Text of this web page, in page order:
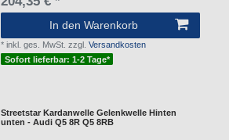
In den Warenkorb
*inkl. ges. MwSt. zzgl.Versandkosten
Sofort lieferbar: 1-2 Tage*
Streetstar Kardanwelle Gelenkwelle Hinten
unten - Audi Q5 8R Q5 8RB